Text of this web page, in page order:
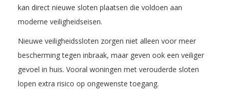
kan direct nieuwe sloten plaatsen die voldoen aan
moderne veiligheidseisen.
Nieuwe veiligheidssloten zorgen niet alleen voor meer
bescherming tegen inbraak, maar geven ook een veiliger
gevoel in huis. Vooral woningen met verouderde sloten
lopen extra risico op ongewenste toegang.